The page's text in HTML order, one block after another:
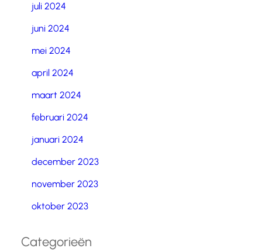
juli 2024
juni 2024
mei 2024
april 2024
maart 2024
februari 2024
januari 2024
december 2023
november 2023
oktober 2023
Categorieën